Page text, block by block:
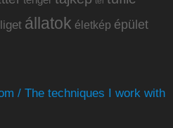
állatok életkép épület
/ The techniques I work with